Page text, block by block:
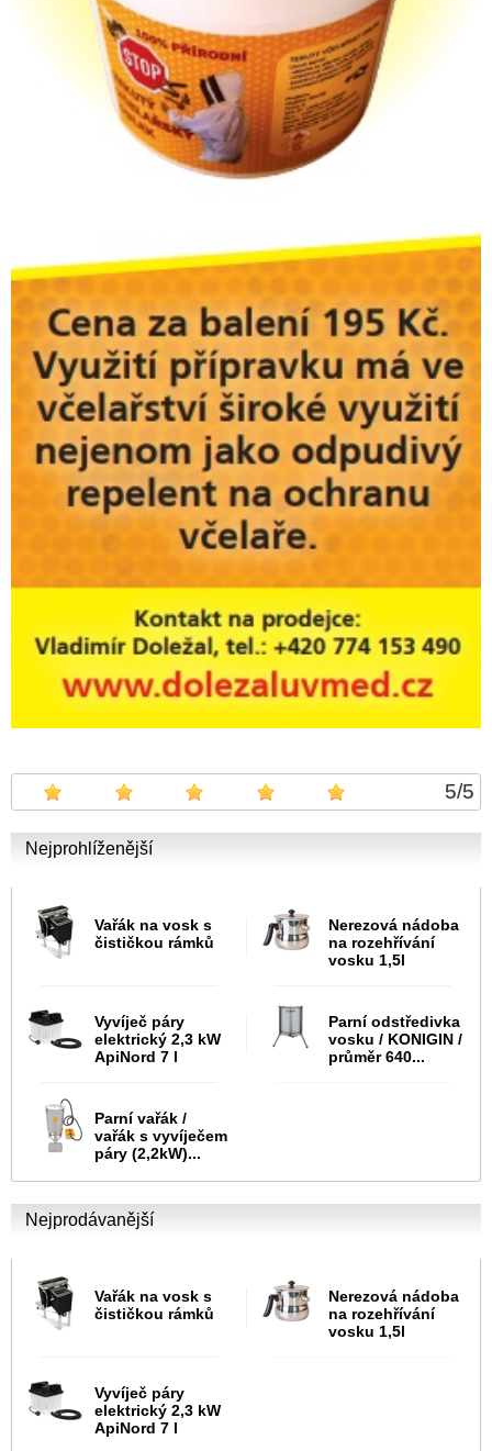
5/5
Nejprohlíženější
Vařák na vosk s
čističkou rámků
Nerezová nádoba
na rozehřívání
vosku 1,5l
Vyvíječ páry
elektrický 2,3 kW
ApiNord 7 l
Parní odstředivka
vosku / KONIGIN /
průměr 640...
Parní vařák /
vařák s vyvíječem
páry (2,2kW)...
Nejprodávanější
Vařák na vosk s
čističkou rámků
Nerezová nádoba
na rozehřívání
vosku 1,5l
Vyvíječ páry
elektrický 2,3 kW
ApiNord 7 l